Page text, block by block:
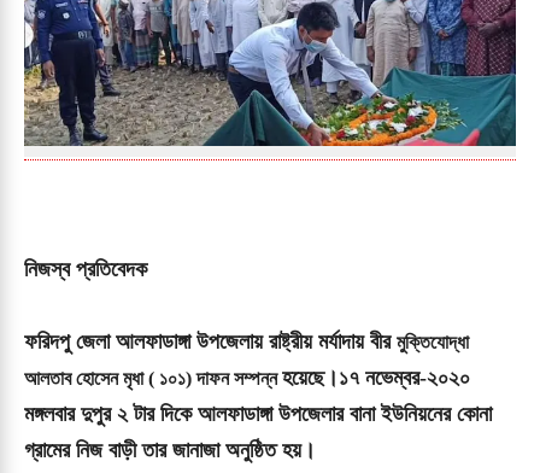
নিজস্ব প্রতিবেদক
ফরিদপু জেলা আলফাডাঙ্গা উপজেলায় রাষ্ট্রীয় মর্যাদায় বীর মুক্তিযােদ্ধা
আলতাব হোসেন মৃধা ( ১০১) দাফন সম্পন্নহয়েছে। ১৭ নভেম্বর-২০২০
মঙ্গলবার দুপুর ২ টার দিকে আলফাডাঙ্গা উপজেলার বানা ইউনিয়নের কোনা
গ্রামের নিজ বাড়ী তার জানাজা অনুষ্ঠিত হয়।